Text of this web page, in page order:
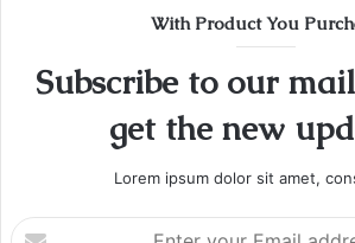
With Product You
Subscribe to our
get the new
Lorem ipsum dolor sit amet,
Enter